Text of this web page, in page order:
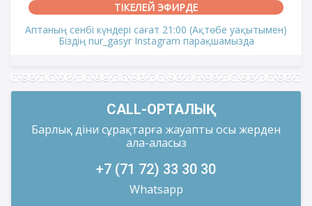
ТІКЕЛЕЙ ЭФИРДЕ
Аптаның сенбі күндері сағат 21:00 (Ақтөбе уақытымен)
Біздің nur_gasyr Instagram парақшамызда
CALL-ОРТАЛЫҚ
Барлық діни сұрақтарға жауапты осы жерден
ала-аласыз
+7 (71 72) 33 30 30
Whatsapp